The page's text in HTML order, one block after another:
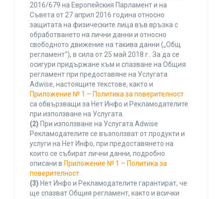
2016/679 на Европейския Парламент и на
Съвета от 27 април 2016 година относно
защитата на физическите лица във връзка с
обработването на лични данни и относно
свободното движение на такива данни („Общ
регламент“), в сила от 25 май 2018 г.. За да се
осигури придържане към и спазване на Общия
регламент при предоставяне на Услугата
Adwise, настоящите текстове, както и
Приложение № 1 – Политика за поверителност
са обвързващи за Нет Инфо и Рекламодателите
при използване на Услугата.
(2) При използване на Услугата Adwise
Рекламодателите се възползват от продукти и
услуги на Нет Инфо, при предоставянето на
които се събират лични данни, подробно
описани в Приложение № 1 – Политика за
поверителност.
(3) Нет Инфо и Рекламодателите гарантират, че
ще спазват Общия регламент, както и всички